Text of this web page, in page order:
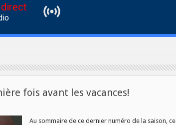
direct
fois avant les vacances!
Au sommaire de ce dernier numéro de la saison, ce